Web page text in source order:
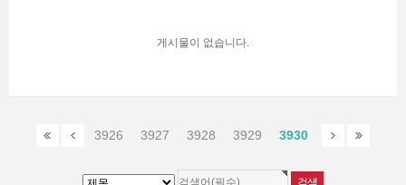
게시물이 없습니다.
3926 3927 3928 3929 3930